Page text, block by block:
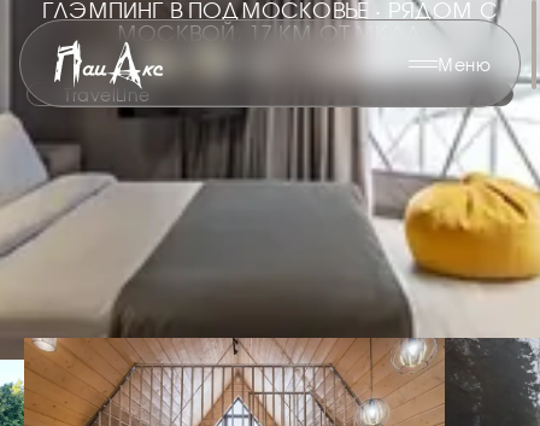
Меню
ГЛЭМПИНГ В ПОДМОСКОВЬЕ · РЯДОМ С
МОСКВОЙ, 17 КМ ОТ МКАД
ГЛЭМПИНГ ПАИАКС
TravelLine
ДОБРО ПОЖАЛОВАТЬ
В ПАИАКС
Всего в 15 минутах от Химок, у самого леса - глэмпинг
для тех, кто ценит уединение и комфорт. После
прогулки - бассейн-джакузи, сибирский чан и
настоящая баня на дровах. А вечером - ужин на
гриль-очаге под открытым небом в кругу близких.